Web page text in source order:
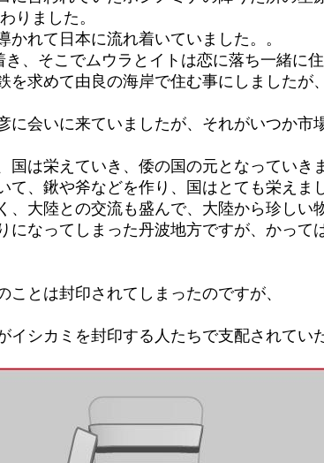
りました。
れて日本に流れ着いていました。。
、そこでムウラとイトは恋に落ち一緒に住
を求めて由良の海岸で住む事にしました
会いに来ていましたが、それがいつか
は栄えていき、倭の国の元となっていき
、鍬や斧などを作り、国はとても栄えま
大陸との交流も盛んで、大陸から珍しい
なってしまった丹波地方ですが、かっ
とは封印されてしまったのですが、
シカミを封印する人たちで支配されて